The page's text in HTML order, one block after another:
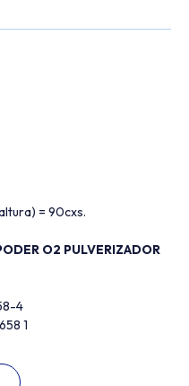
= 90cxs.
O2 PULVERIZADOR
4
1